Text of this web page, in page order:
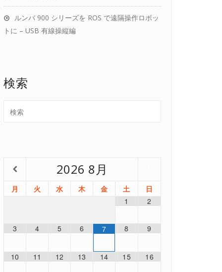
ルンバ 900 シリーズを ROS で遠隔操作ロボッ
トに – USB 有線操縦編
検索
2026 8月
月 火 水 木 金 土
日
1
2
3 4 5 6 7 8 9
10 11 12 13 14 15 16